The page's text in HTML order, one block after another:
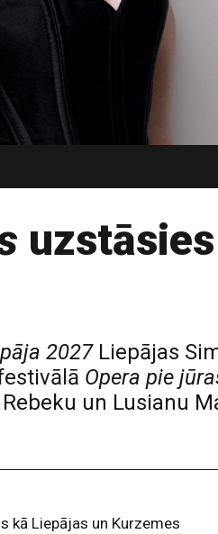
2027Liepājas
Opera pie
un Lusianu
kā Liepājas un Kurzemes